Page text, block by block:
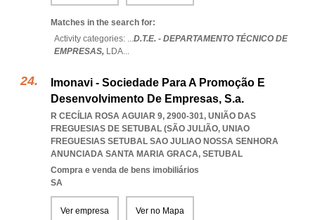
Matches in the search for:
Activity categories: ...D.T.E. - DEPARTAMENTO TÉCNICO DE
EMPRESAS, LDA...
Imonavi - Sociedade Para A Promoção E
Desenvolvimento De Empresas, S.a.
R CECÍLIA ROSA AGUIAR 9, 2900-301, UNIÃO DAS
FREGUESIAS DE SETUBAL (SÃO JULIÃO, UNIAO
FREGUESIAS SETUBAL SAO JULIAO NOSSA SENHORA
ANUNCIADA SANTA MARIA GRACA, SETUBAL
Compra e venda de bens imobiliários
SA
Ver empresa Ver no Mapa